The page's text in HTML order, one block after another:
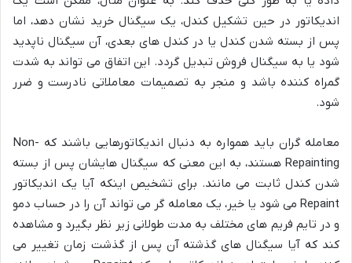
اندیکاتور در حین تشکیل کندل، یک سیگنال خرید نشان دهد، اما
پس از بسته شدن کندل یا در کندل های بعدی، آن سیگنال ناپدید
شود یا به سیگنال فروش تبدیل گردد. این اتفاق می تواند به شدت
گمراه کننده باشد و منجر به تصمیمات معاملاتی نادرست و ضرر
شود.
معامله گران باید همواره به دنبال اندیکاتورهایی باشند که Non-
Repainting هستند، به این معنی که سیگنال هایشان پس از بسته
شدن کندل ثابت می مانند. برای تشخیص اینکه آیا یک اندیکاتور
Repaint می شود یا خیر، یک معامله گر می تواند آن را در حساب دمو
و در تایم فریم های مختلف به مدت طولانی زیر نظر بگیرد و مشاهده
کند که آیا سیگنال های گذشته آن پس از گذشت زمان تغییر می